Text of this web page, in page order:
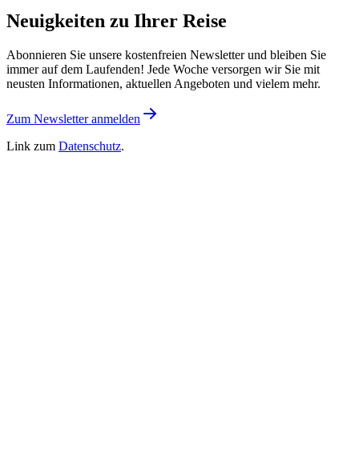
Neuigkeiten zu Ihrer Reise
Abonnieren Sie unsere kostenfreien Newsletter und bleiben Sie
immer auf dem Laufenden! Jede Woche versorgen wir Sie mit
neusten Informationen, aktuellen Angeboten und vielem mehr.
Zum Newsletter anmelden
Link zum Datenschutz.